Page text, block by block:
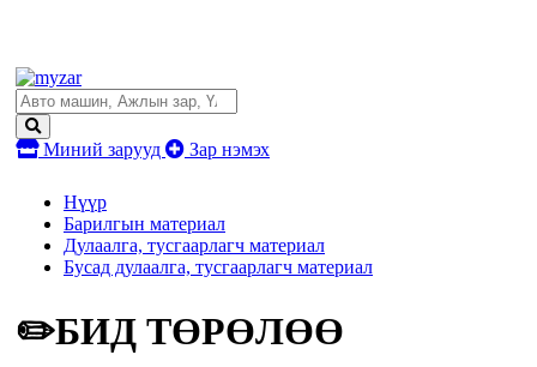
Миний зарууд Зар нэмэх
Нүүр
Барилгын материал
Дулаалга, тусгаарлагч материал
Бусад дулаалга, тусгаарлагч материал
✏️БИД ТӨРӨЛӨӨ